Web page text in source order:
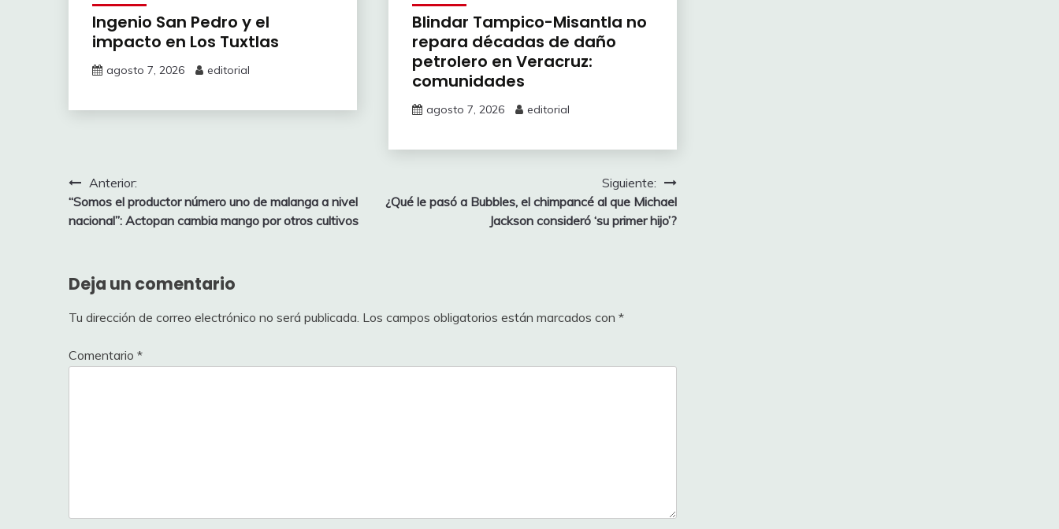
Ingenio San Pedro y el
impacto en Los Tuxtlas
agosto 7, 2026 editorial
Blindar Tampico-Misantla no
repara décadas de daño
petrolero en Veracruz:
comunidades
agosto 7, 2026 editorial
Navegación
de
Anterior:
“Somos el productor número uno de malanga a nivel
nacional”: Actopan cambia mango por otros cultivos
Siguiente:
¿Qué le pasó a Bubbles, el chimpancé al que Michael
Jackson consideró ‘su primer hijo’?
Deja un comentario
Tu dirección de correo electrónico no será publicada. Los campos obligatorios están marcados con *
Comentario *